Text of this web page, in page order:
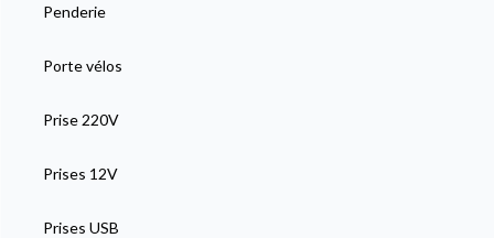
Penderie
Porte vélos
Prise 220V
Prises 12V
Prises USB